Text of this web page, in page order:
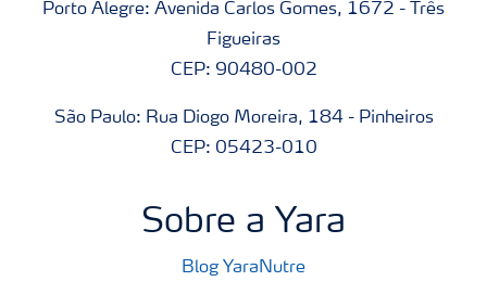
Porto Alegre: Avenida Carlos Gomes, 1672 - Três
Figueiras
CEP: 90480-002
São Paulo: Rua Diogo Moreira, 184 - Pinheiros
CEP: 05423-010
Sobre a Yara
Blog YaraNutre